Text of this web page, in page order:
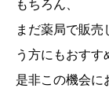
もちろん、
まだ薬局で販売
う方にもおすす
是非この機会に